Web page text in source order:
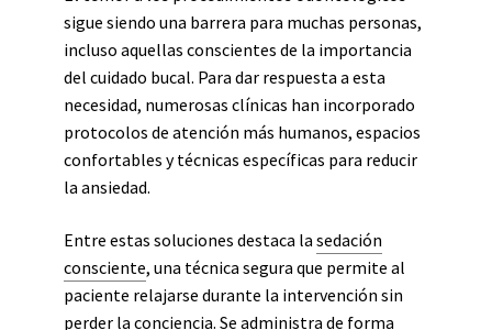
sigue siendo una barrera para muchas personas,
incluso aquellas conscientes de la importancia
del cuidado bucal. Para dar respuesta a esta
necesidad, numerosas clínicas han incorporado
protocolos de atención más humanos, espacios
confortables y técnicas específicas para reducir
la ansiedad.
Entre estas soluciones destaca la sedación
consciente, una técnica segura que permite al
paciente relajarse durante la intervención sin
perder la conciencia. Se administra de forma